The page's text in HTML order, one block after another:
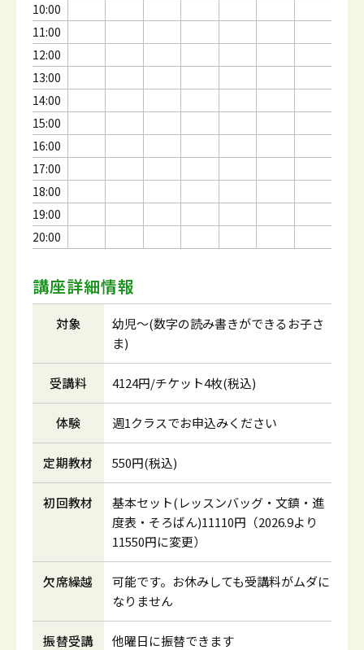
10:00
11:00
12:00
13:00
14:00
15:00
16:00
17:00
18:00
19:00
20:00
講座詳細情報
対象
幼児～(数字の読み書きができるお子さ
ま)
受講料 4124円/チケット4枚(税込)
体験 週1クラスでお申込みください
定期教材 550円(税込)
初回教材
基本セット(レッスンバッグ・文鎮・進
度表・そろばん)11110円（2026.9より
11550円に変更）
欠席繰越
可能です。お休みしても受講料がムダに
なりません
振替受講 他曜日に振替できます